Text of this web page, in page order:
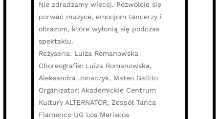
Nie zdradzamy więcej. Pozwólcie się
porwać muzyce, emocjom tancerzy i
obrazom, które wyłonią się podczas
spektaklu.
Reżyseria: Luiza Romanowska
Choreografie: Luiza Romanowska,
Aleksandra Jonaczyk, Mateo Gallito
Organizator: Akademickie Centrum
Kultury ALTERNATOR, Zespół Tańca
Flamenco UG Los Mariscos